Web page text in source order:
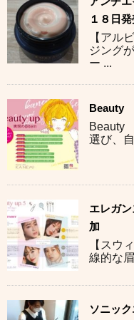
１８日
【アル
ジング
ー ...
Beauty
Beauty
選び、
エレガ
加
【スウ
線的な
ソニック